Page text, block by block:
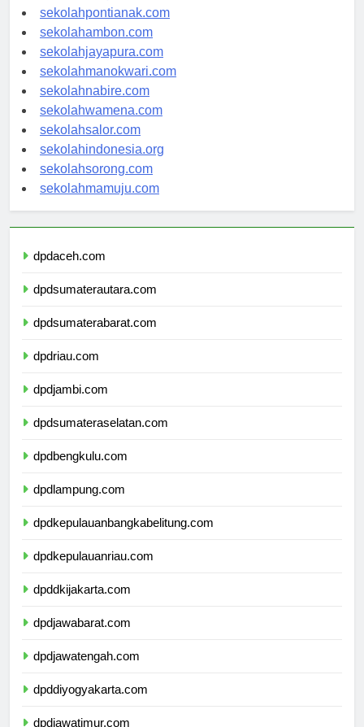
sekolahbanjarbaru.com
sekolahpontianak.com
sekolahambon.com
sekolahjayapura.com
sekolahmanokwari.com
sekolahnabire.com
sekolahwamena.com
sekolahsalor.com
sekolahindonesia.org
sekolahsorong.com